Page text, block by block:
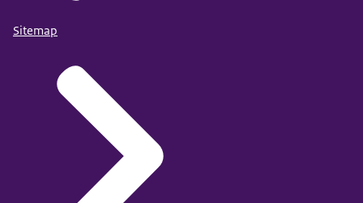
Sitemap